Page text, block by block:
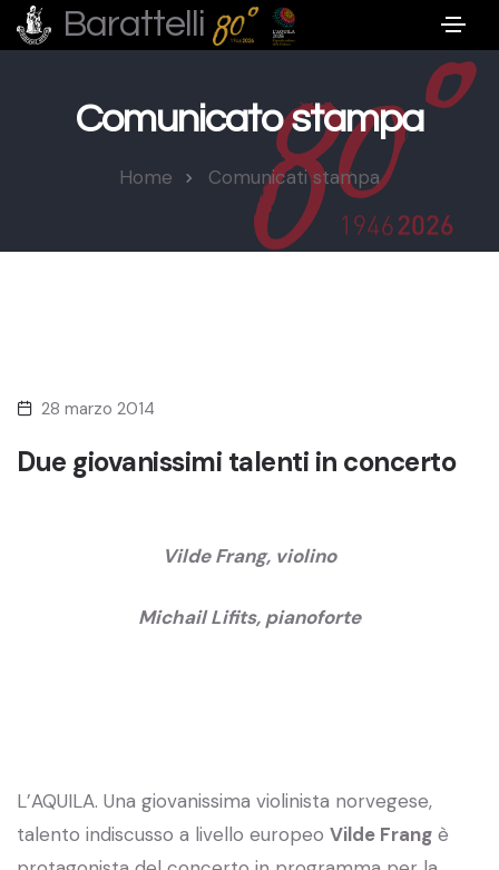
Barattelli
Comunicato stampa
Home Comunicati stampa
28 marzo 2014
Due giovanissimi talenti in concerto
Vilde Frang, violino
Michail Lifits, pianoforte
L’AQUILA. Una giovanissima violinista norvegese,
talento indiscusso a livello europeo Vilde Frang è